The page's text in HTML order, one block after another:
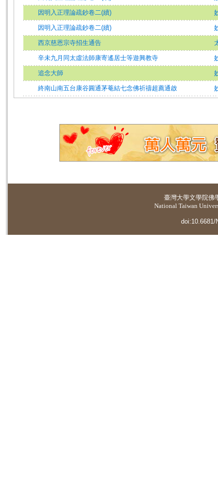
因明入正理論疏鈔卷二(續)
因明入正理論疏鈔卷二(續)
西京慈恩宗寺招生通告
辛未九月同太虛法師康寄遙居士等遊興教寺
追念大師
終南山南五台康谷圓通茅菴結七念佛祈禱超薦通啟
臺灣大學文學院佛
National Taiwan
doi:10.6681/